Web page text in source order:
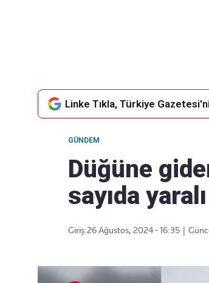
Linke Tıkla, Türkiye
GÜNDEM
Düğüne
sayıda
Giriş:26 Ağustos, 2024 - 16:35